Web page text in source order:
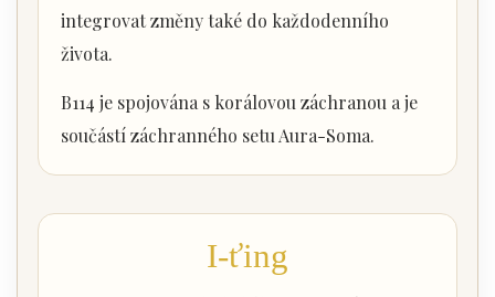
integrovat změny také do každodenního
života.
B114 je spojována s korálovou záchranou a je
součástí záchranného setu Aura-Soma.
I-ťing